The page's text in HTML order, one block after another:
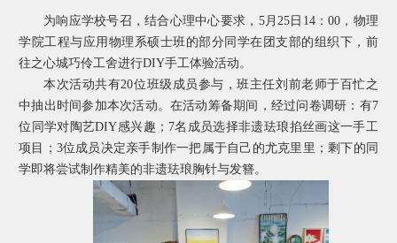
为响应学校号召，结合心理中心要求， 5月25 日 14：00 ，物理
学院工程与应用物理系硕士班的部分同学在团支部的组织下，前
往之心城巧伶工舍进行DIY手工体验活动。
本次活动共有20位班级成员参与，班主任刘前老师于百忙之
中抽出时间参加本次活动。在活动筹备期间，经过问卷调研：有7
位同学对陶艺DIY感兴趣； 7名成员选择非遗珐琅掐丝画这一手工
项目； 3位成员决定亲手制作一把属于自己的尤克里里；剩下的同
学即将尝试制作精美的非遗珐琅胸针与发簪。